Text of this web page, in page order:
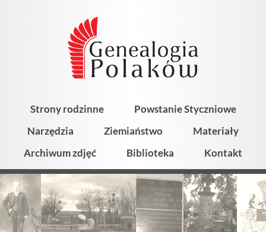
Strony rodzinne
Powstanie Styczniowe
Narzędzia
Ziemiaństwo
Materiały
Archiwum zdjęć
Biblioteka Kontakt